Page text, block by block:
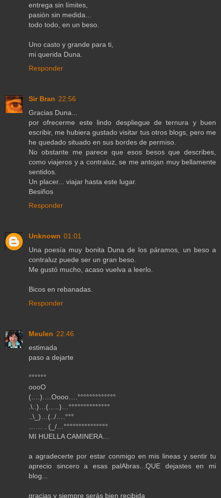
entrega sin límites,
pasión sin medida...
todo todo, en un beso.
Uno casto y grande para ti,
mi querida Duna.
Responder
Sir Bran 22:56
Gracias Duna...
por ofrecerme este lindo despliegue de ternura y buen
escribir, me hubiera gustado visitar tus otros blogs, pero me
he quedado situado en sus bordes de permiso.
No obstante me parece que esos besos que describes,
como viajeros y a contraluz, se me antojan muy bellamente
sentidos.
Un placer... viajar hasta este lugar.
Besiños
Responder
Unknown 01:01
Una poesía muy bonita Duna de los páramos, un beso a
contraluz puede ser un gran beso.
Me gustó mucho, acaso vuelva a leerlo.
Bicos en rebanadas.
Responder
Meulen 22:46
estimada
paso a dejarte
°°°°°°
oooO
(….)….Oooo….°°°°°°°°°°°°°
.\..)…(…..)…°°°°°°°°°°°°°°
..\_)…(../….°°°
…… . (_/…°°°°°°°°°°°°°°°
MI HUELLA CAMINERA…
a agradecerte por estar conmigo en mis lineas y sentir tu
aprecio sincero a esas palAbras...QUE dejastes en mi
blog...
gracias y siempre serás bien recibida